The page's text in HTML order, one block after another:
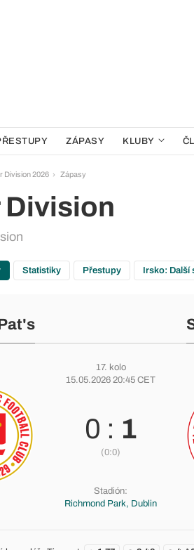
ZÁPASY KLUBY
Division 2026 Zápasy
Division
Statistiky Přestupy Irsko: Další
17. kolo
15.05.2026 20:45 CET
0 : 1
(0:0)
Stadión:
Richmond Park, Dublin